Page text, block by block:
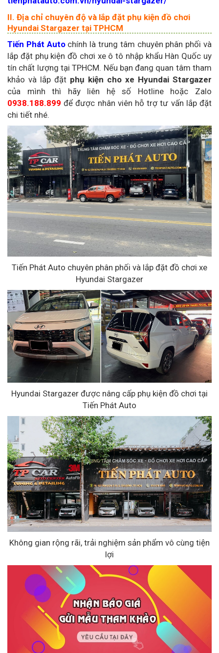
II. Địa chỉ chuyên độ và lắp đặt phụ kiện đồ chơi
Hyundai Stargazer tại TPHCM
Tiến Phát Autochính là trung tâm chuyên phân phối và
lắp đặt phụ kiện đồ chơi xe ô tô nhập khẩu Hàn Quốc uy
tín chất lượng tại TPHCM. Nếu bạn đang quan tâm tham
khảo và lắp đặt phụ kiện cho xe Hyundai Stargazer
của mình thì hãy liên hệ số Hotline hoặc Zalo
0938.188.899 để được nhân viên hỗ trợ tư vấn lắp đặt
chi tiết nhé.
Tiến Phát Auto chuyên phân phối và lắp đặt đồ chơi xe
Hyundai Stargazer
Hyundai Stargazer được nâng cấp phụ kiện đồ chơi tại
Tiến Phát Auto
Không gian rộng rãi, trải nghiệm sản phẩm vô cùng tiện
lợi